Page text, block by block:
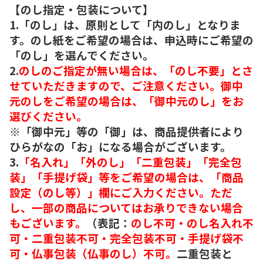
【のし指定・包装について】
1.「のし」は、原則として「内のし」となりま
す。のし紙をご希望の場合は、申込時にご希望の
「のし」を選んでください。
2.のしのご指定が無い場合は、「のし不要」とさ
せていただきますので、ご注意ください。御中
元のしをご希望の場合は、「御中元のし」をお
選びください。
※「御中元」等の「御」は、商品提供者により
ひらがなの「お」になる場合がございます。
3. 「名入れ」「外のし」「二重包装」「完全包
装」「手提げ袋」等をご希望の場合は、「商品
設定（のし等）」欄にご入力ください。ただ
し、一部の商品についてはお承りできない場合
もございます。
（表記： のし不可・のし名入れ不
可・二重包装不可・完全包装不可・手提げ袋不
可・仏事包装（仏事のし）不可。 二重包装と